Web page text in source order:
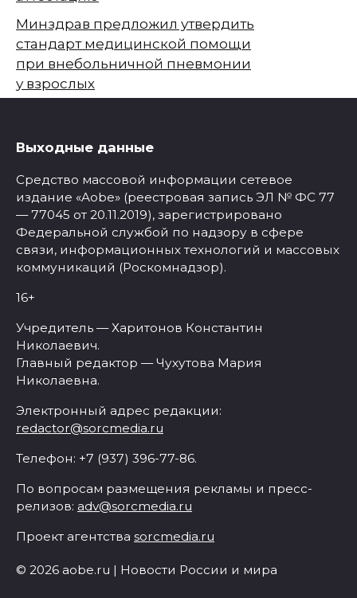
Минздрав предложил утвердить
стандарт медицинской помощи
при внебольничной пневмонии
у взрослых
Выходные данные
Средство массовой информации сетевое
издание «Aobe» (реестровая запись ЭЛ № ФС 77
— 77045 от 20.11.2019), зарегистрировано
Федеральной службой по надзору в сфере
связи, информационных технологий и массовых
коммуникаций (Роскомнадзор).
16+
Учредитель — Харитонов Константин
Николаевич.
Главный редактор — Чухутова Мария
Николаевна.
Электронный адрес редакции:
redactor@sorcmedia.ru
Телефон: +7 (937) 396-77-86.
По вопросам размещения рекламы и пресс-
релизов: adv@sorcmedia.ru
Проект агентства sorcmedia.ru
© 2026 aobe.ru | Новости России и мира